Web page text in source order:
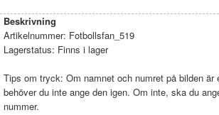
Beskrivning
Artikelnummer: Fotbollsfan_519
Lagerstatus: Finns i lager
Tips om tryck: Om namnet och numret på bilden är
behöver du inte ange den igen. Om inte, ska du
nummer.